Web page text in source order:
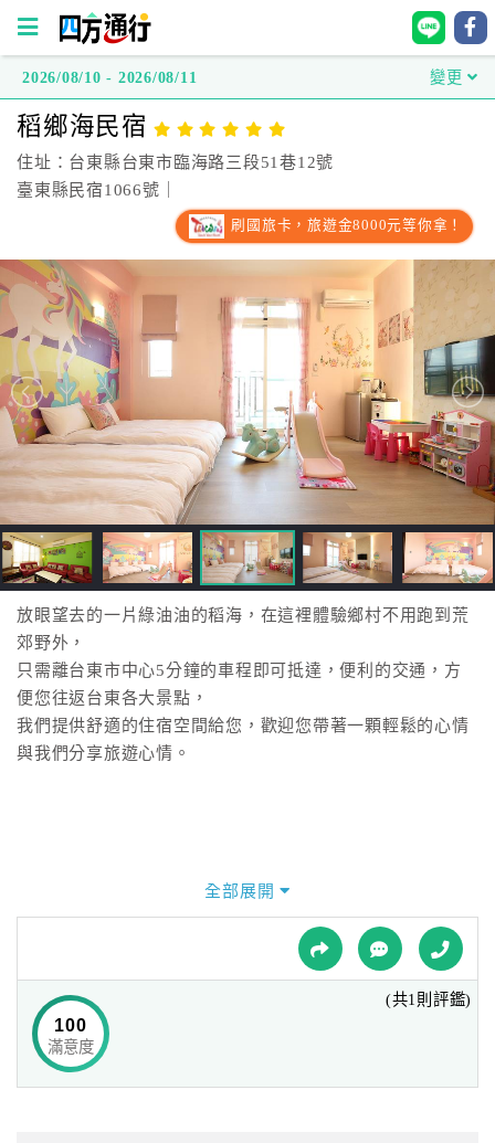
方
通
行
台
灣
訂
房
直
接
跟
飯
店
訂
房
HOT
特
色
球
網
2026/08/10 - 2026/08/11 變更
稻鄉海民宿
住址：台東縣台東市臨海路三段51巷12號
臺東縣民宿1066號｜
刷國旅卡，旅遊金8000元等你拿！
放眼望去的一片綠油油的稻海，在這裡體驗鄉村不用跑到荒
郊野外，
只需離台東市中心5分鐘的車程即可抵達，便利的交通，方
便您往返台東各大景點，
我們提供舒適的住宿空間給您，歡迎您帶著一顆輕鬆的心情
與我們分享旅遊心情。
全部展開
100
滿意度
(共1則評鑑)